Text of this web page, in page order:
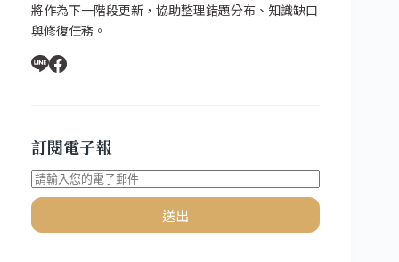
將作為下一階段更新，協助整理錯題分布、知識缺口
與修復任務。
訂閱電子報
送出